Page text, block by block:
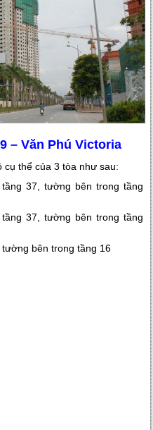
– Văn Phú Victoria
cụ thể của 3 tòa như sau:
37, tường bên trong tầng
37, tường bên trong tầng
bên trong tầng 16